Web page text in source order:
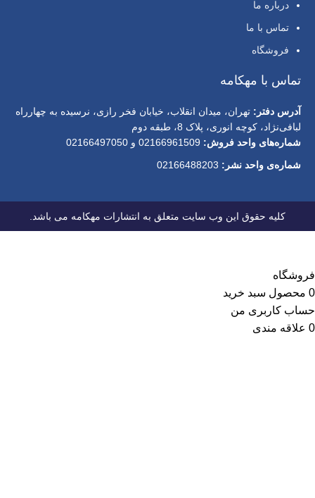
درباره ما
تماس با ما
فروشگاه
تماس با مهکامه
آدرس دفتر: تهران، میدان انقلاب، خیابان فخر رازی، نرسیده به چهارراه
لبافی‌نژاد، کوچه انوری، پلاک 8، طبقه دوم
شماره‌های واحد فروش: 02166961509 و 02166497050
شماره‌‌ی واحد نشر:
کلیه حقوق این وب سایت متعلق به انتشارات مهکامه می باشد.
فروشگاه
0 محصول سبد خرید
حساب کاربری من
0 علاقه مندی